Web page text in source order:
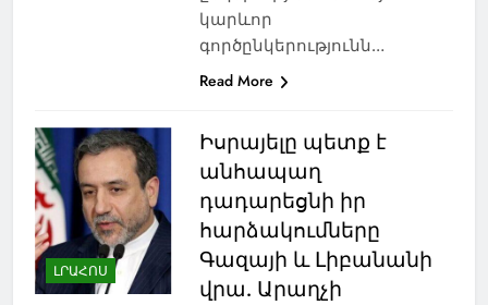
կարևոր
գործընկերությունն…
Read More
ԼՐԱՀՈՍ
Իսրայելը պետք է
անհապաղ
դադարեցնի իր
հարձակումները
Գազայի և Լիբանանի
վրա. Արաղչի